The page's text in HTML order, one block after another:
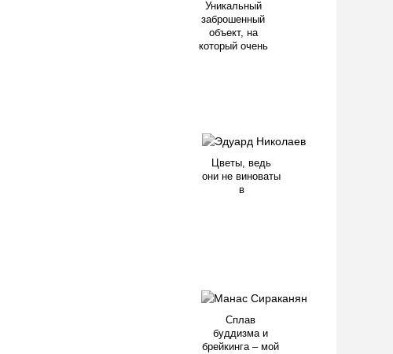
Уникальный
заброшенный
объект, на
который очень
Цветы, ведь
они не виноваты
в
Сплав
буддизма и
брейкинга – мой